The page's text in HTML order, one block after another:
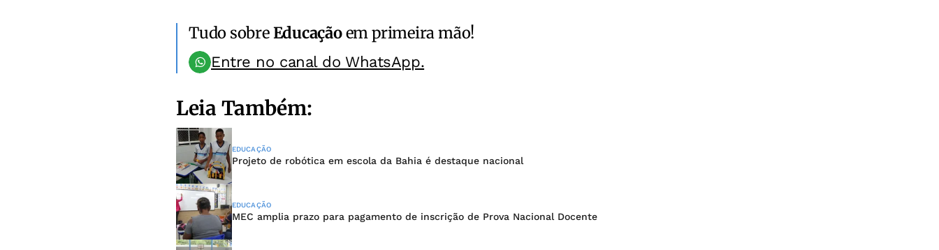
Tudo sobreEducaçãoem primeira mão!
Entre no canal do WhatsApp.
Leia Também:
EDUCAÇÃO
Projeto de robótica em escola da Bahia é destaque nacional
EDUCAÇÃO
MEC amplia prazo para pagamento de inscrição de Prova Nacional Docente